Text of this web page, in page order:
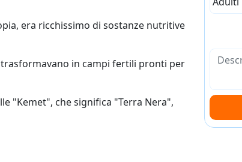
era ricchissimo di sostanze nutritive
in campi fertili pronti per
"Kemet", che significa "Terra Nera",